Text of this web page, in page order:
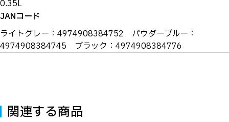
0.35L
JANコード
ライトグレー：4974908384752 パウダーブルー：
4974908384745 ブラック：4974908384776
関連する商品